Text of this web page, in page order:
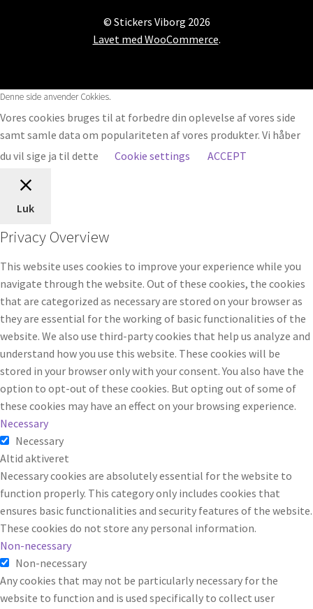
© Stickers Viborg 2026
Lavet med WooCommerce.
Denne side anvender Cokkies.
Vores cookies bruges til at forbedre din oplevelse af vores side
samt samle data om populariteten af vores produkter. Vi håber
du vil sige ja til dette
Cookie settings ACCEPT
Luk
Privacy Overview
This website uses cookies to improve your experience while you
navigate through the website. Out of these cookies, the cookies
that are categorized as necessary are stored on your browser as
they are essential for the working of basic functionalities of the
website. We also use third-party cookies that help us analyze and
understand how you use this website. These cookies will be
stored in your browser only with your consent. You also have the
option to opt-out of these cookies. But opting out of some of
these cookies may have an effect on your browsing experience.
Necessary
Necessary
Altid aktiveret
Necessary cookies are absolutely essential for the website to
function properly. This category only includes cookies that
ensures basic functionalities and security features of the website.
These cookies do not store any personal information.
Non-necessary
Non-necessary
Any cookies that may not be particularly necessary for the
website to function and is used specifically to collect user